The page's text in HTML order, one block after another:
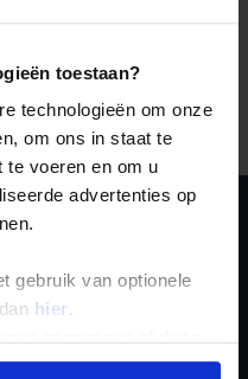
toestaan?
technologieën om onze
om ons in staat te
voeren en om u
advertenties op
gebruik van optionele
hier .
moment voor de
naar hun
vrij. Het is dan
en accommodaties te
zijnin deze periodes